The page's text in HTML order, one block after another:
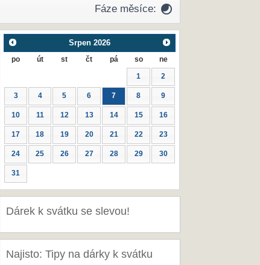
Fáze měsíce:
Srpen 2026
po út st čt pá so ne
1 2
3 4 5 6 7 8 9
10 11 12 13 14 15 16
17 18 19 20 21 22 23
24 25 26 27 28 29 30
31
Dárek k svátku se slevou!
Najisto: Tipy na dárky k svátku